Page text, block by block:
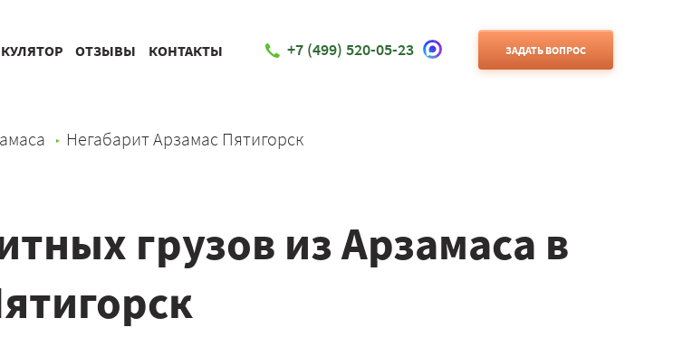
ОТЗЫВЫ КОНТАКТЫ +7 (499) 520-05-23 ЗАДАТЬ ВОПРОС
Негабарит Арзамас Пятигорск
грузов из Арзамаса в